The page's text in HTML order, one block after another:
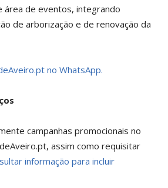
área de eventos, integrando
de arborização e de renovação da
no WhatsApp.
campanhas promocionais no
assim como requisitar
informação para incluir